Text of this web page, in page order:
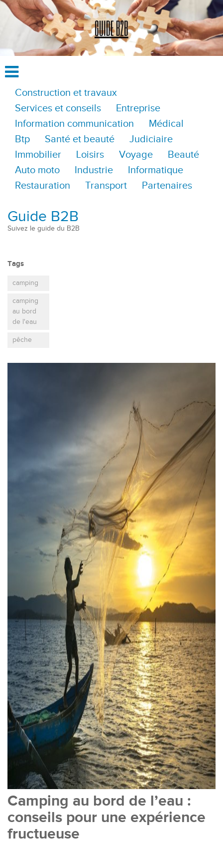
Construction et travaux
Services et conseils
Entreprise
Information communication
Médical
Btp
Santé et beauté
Judiciaire
Immobilier
Loisirs Voyage
Beauté
Auto moto
Industrie
Informatique
Restauration
Transport Partenaires
Guide B2B
Suivez le guide du B2B
Tags
camping
camping
au bord
de l'eau
pêche
Camping au bord de l’eau :
conseils pour une expérience
fructueuse